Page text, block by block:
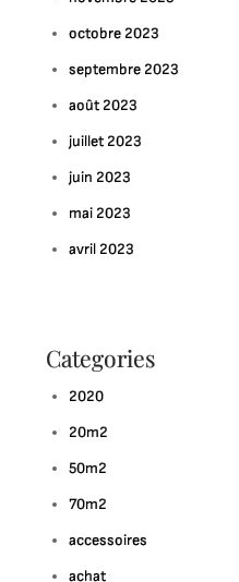
octobre 2023
septembre 2023
août 2023
juillet 2023
juin 2023
mai 2023
avril 2023
Categories
2020
20m2
50m2
70m2
accessoires
achat